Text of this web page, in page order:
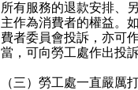
所有服務的退款安排、
主作為消費者的權益。
費者委員會投訴，亦可
當，可向勞工處作出投
（三）勞工處一直嚴厲